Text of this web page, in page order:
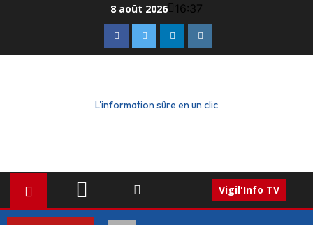
8 août 2026 16:37
L'information sûre en un clic
Vigil'Info TV